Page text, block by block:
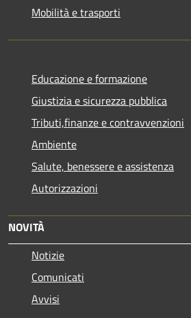
Mobilità e trasporti
Educazione e formazione
Giustizia e sicurezza pubblica
Tributi,finanze e contravvenzioni
Ambiente
Salute, benessere e assistenza
Autorizzazioni
NOVITÀ
Notizie
Comunicati
Avvisi